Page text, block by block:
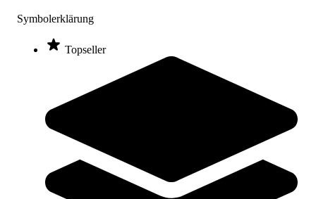
Symbolerklärung
Topseller
Wilson® 3x3 Junior
22,95 €
Zum Produkt
Sofort lieferbar